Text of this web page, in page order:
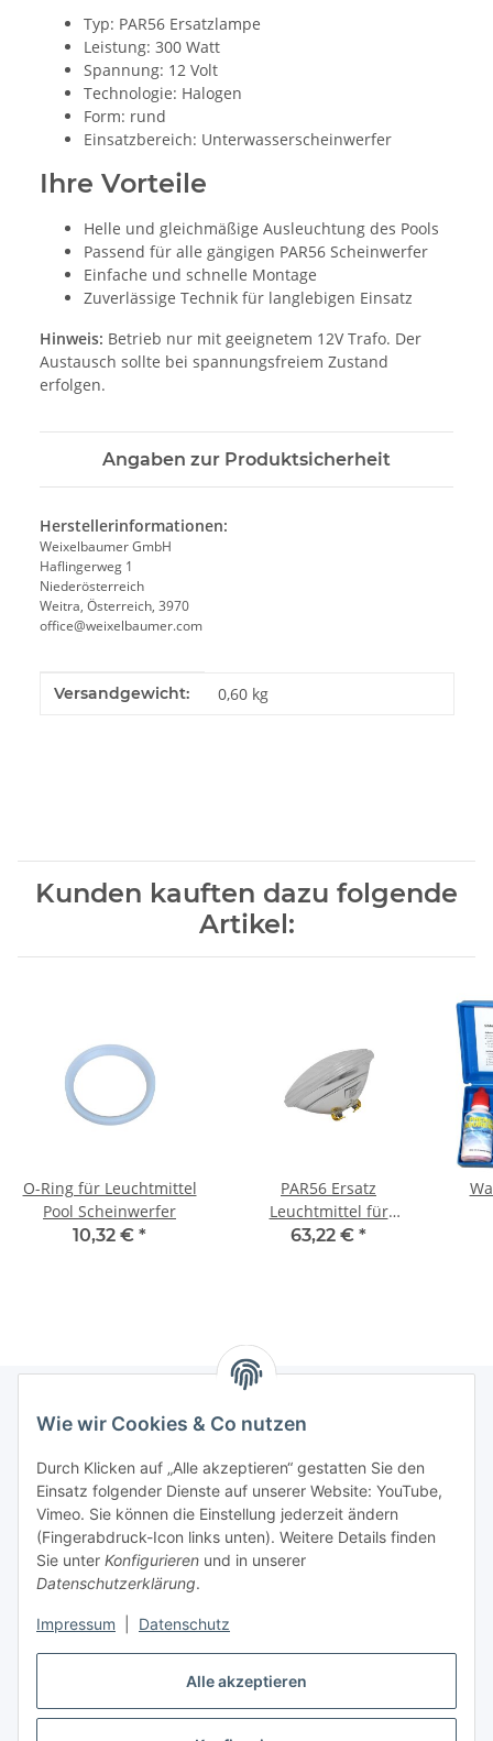
Alle akzeptieren
Wie wir Cookies & Co nutzen
Durch Klicken auf „Alle akzeptieren“ gestatten Sie den
Einsatz folgender Dienste auf unserer Website: YouTube,
Vimeo. Sie können die Einstellung jederzeit ändern
(Fingerabdruck-Icon links unten). Weitere Details finden
Sie unter Konfigurieren und in unserer
Datenschutzerklärung.
Impressum Datenschutz
Typ: PAR56 Ersatzlampe
Leistung: 300 Watt
Spannung: 12 Volt
Technologie: Halogen
Form: rund
Einsatzbereich: Unterwasserscheinwerfer
Ihre Vorteile
Helle und gleichmäßige Ausleuchtung des Pools
Passend für alle gängigen PAR56 Scheinwerfer
Einfache und schnelle Montage
Zuverlässige Technik für langlebigen Einsatz
Hinweis: Betrieb nur mit geeignetem 12V Trafo. Der
Austausch sollte bei spannungsfreiem Zustand
erfolgen.
Angaben zur Produktsicherheit
Herstellerinformationen:
Weixelbaumer GmbH
Haflingerweg 1
Niederösterreich
Weitra, Österreich, 3970
office@weixelbaumer.com
Produkteigenschaft
Wert
Versandgewicht: 0,60 kg
Kunden kauften dazu folgende
Artikel:
O-Ring für Leuchtmittel
Pool Scheinwerfer
10,32 € *
PAR56 Ersatz
Leuchtmittel für
Schwimmbadscheinwerfer
63,22 € *
Gesetzliche Informationen
Starke Marken